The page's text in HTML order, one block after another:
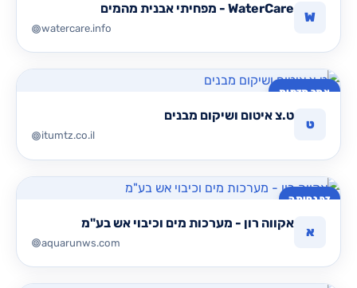
W
WaterCare - מפחיתי אבנית מהמים
watercare.info
אתר תדמית
ט
ט.צ איטום ושיקום מבנים
itumtz.co.il
דף נחיתה
א
אקווה רון - מערכות מים וכיבוי אש בע"מ
aquarunws.com